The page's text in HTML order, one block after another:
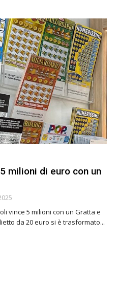
milioni di euro con un
vince 5 milioni con un Gratta e
biglietto da 20 euro si è trasformato...